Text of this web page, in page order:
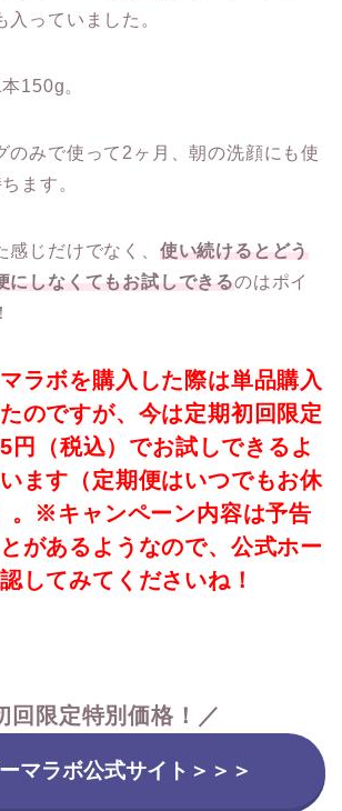
入っていました。
150g。
のみで使って2ヶ月、朝の洗顔にも使
ます。
じだけでなく、 使い続けるとどう
にしなくてもお試しできるのはポイ
ラボを購入した際は単品購入
のですが、今は定期初回限定
円（税込）でお試しできるよ
ます（定期便はいつでもお休
。※キャンペーン内容は予告
があるようなので、公式ホー
してみてくださいね！
回限定特別価格 ！／
マラボ公式サイト＞＞＞